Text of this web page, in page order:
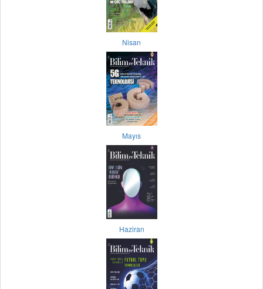
Nisan
Mayıs
Haziran